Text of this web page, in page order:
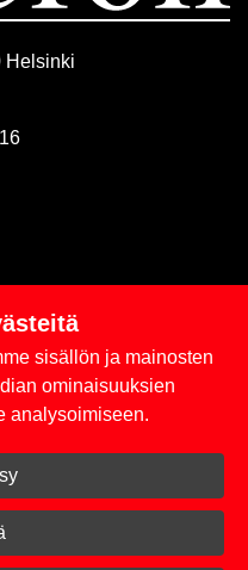
Helsinki
sisällön ja mainosten
ominaisuuksien
analysoimiseen.